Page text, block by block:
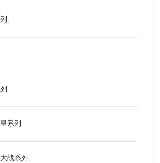
系列
战系列